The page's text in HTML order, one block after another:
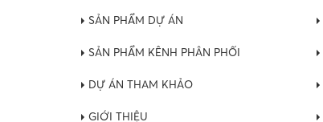
SẢN PHẨM DỰ ÁN
SẢN PHẨM KÊNH PHÂN PHỐI
DỰ ÁN THAM KHẢO
GIỚI THIỆU